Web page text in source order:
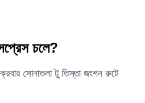
চলে?
সোনাতলা টু তিস্তা জংশন রুটে